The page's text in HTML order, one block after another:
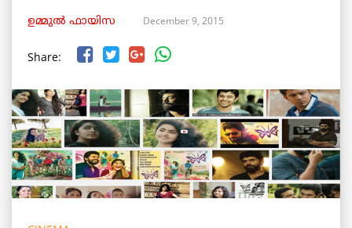
ഉമ്മുല്‍ ഫായിസ December 9, 2015
Share: